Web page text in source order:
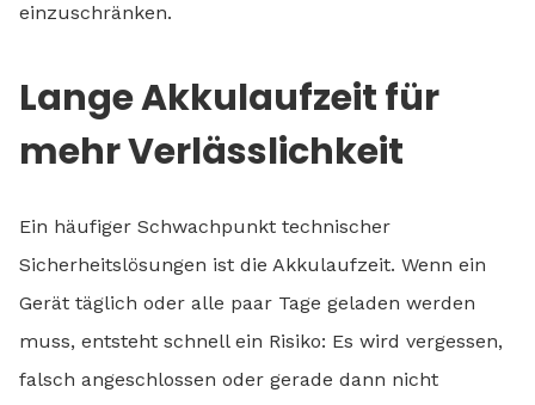
einzuschränken.
Lange Akkulaufzeit für
mehr Verlässlichkeit
Ein häufiger Schwachpunkt technischer
Sicherheitslösungen ist die Akkulaufzeit. Wenn ein
Gerät täglich oder alle paar Tage geladen werden
muss, entsteht schnell ein Risiko: Es wird vergessen,
falsch angeschlossen oder gerade dann nicht